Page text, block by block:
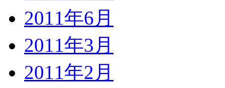
2011年6月
2011年3月
2011年2月